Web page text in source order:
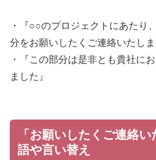
・『○○のプロジェクトにあた
分をお願いしたくご連絡いたしま
・『この部分は是非とも貴社に
ました』
「お願いしたくご連絡
語や言い替え